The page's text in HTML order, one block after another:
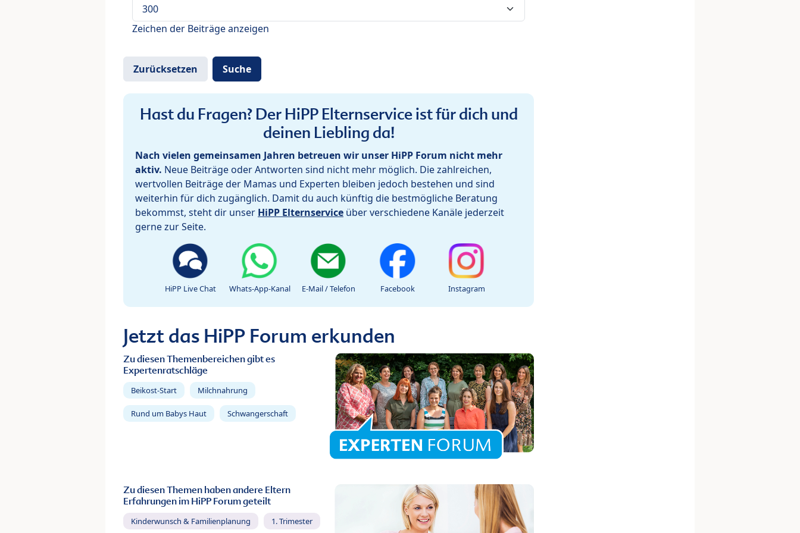
Zeichen der Beiträge anzeigen
Hast du Fragen? Der HiPP Elternservice ist für dich und
deinen Liebling da!
Nach vielen gemeinsamen Jahren betreuen wir unser HiPP Forum nicht mehr
aktiv. Neue Beiträge oder Antworten sind nicht mehr möglich. Die zahlreichen,
wertvollen Beiträge der Mamas und Experten bleiben jedoch bestehen und sind
weiterhin für dich zugänglich. Damit du auch künftig die bestmögliche Beratung
bekommst, steht dir unser HiPP Elternservice über verschiedene Kanäle jederzeit
gerne zur Seite.
HiPP Live Chat Whats-App-Kanal E-Mail / Telefon Facebook Instagram
Jetzt das HiPP Forum erkunden
Zu diesen Themenbereichen gibt es
Expertenratschläge
Beikost-Start Milchnahrung
Rund um Babys Haut Schwangerschaft
Zu diesen Themen haben andere Eltern
Erfahrungen im HiPP Forum geteilt
Kinderwunsch & Familienplanung 1. Trimester